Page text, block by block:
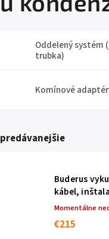
Oddelený systém
trubka)
Komínové
Buderus
kábel,
Momentálne
€215